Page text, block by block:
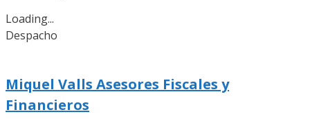
Loading...
Despacho
Miquel Valls Asesores Fiscales y
Financieros